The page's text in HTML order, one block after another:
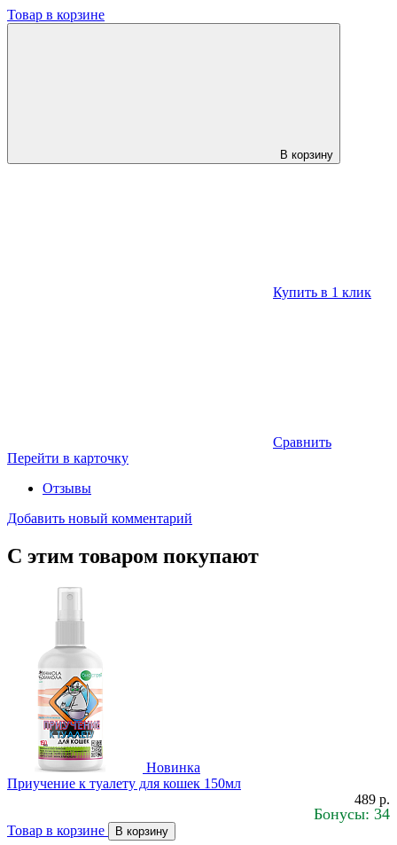
Товар в корзине
В корзину
Купить в 1 клик
Сравнить
Перейти в карточку
Отзывы
Добавить новый комментарий
С этим товаром покупают
Новинка
Приучение к туалету для кошек 150мл
489 р.
Бонусы: 34
Товар в корзине В корзину